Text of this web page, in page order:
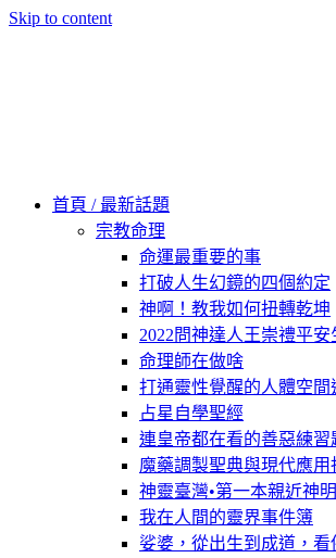
Skip to content
首頁 / 最新話題
宗教命理
命運最重要的事
打破人生幻鏡的四個約定
神啊！教我如何扭轉乾坤
2022問神達人王崇禮平
命理師在做啥
打通靈性覺醒的人體空間
占星自學聖經
連皇帝都在看的善惡練習
魔藥調製聖典與現代應用
神靈臺灣•第一本親近神
我在人間的靈界事件簿
娑婆，從出生到成道，